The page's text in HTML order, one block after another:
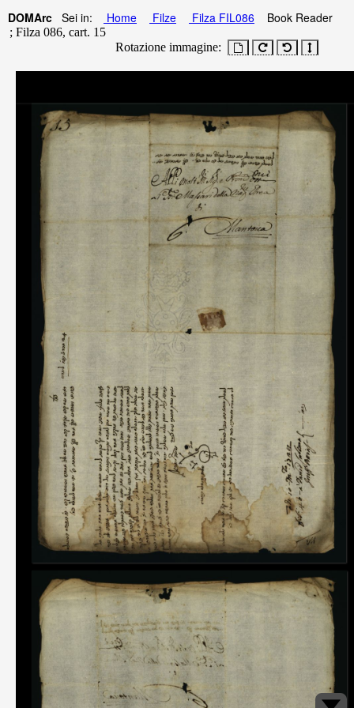
DOMArc Sei in: Home Filze Filza FIL086 Book Reader
; Filza 086, cart. 15
Rotazione immagine: